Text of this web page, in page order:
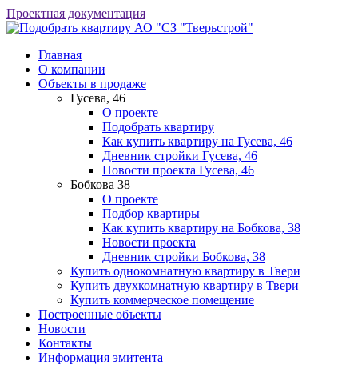
Проектная документация
АО "СЗ "Тверьстрой"
Главная
О компании
Объекты в продаже
Гусева, 46
О проекте
Подобрать квартиру
Как купить квартиру на Гусева, 46
Дневник стройки Гусева, 46
Новости проекта Гусева, 46
Бобкова 38
О проекте
Подбор квартиры
Как купить квартиру на Бобкова, 38
Новости проекта
Дневник стройки Бобкова, 38
Купить однокомнатную квартиру в Твери
Купить двухкомнатную квартиру в Твери
Купить коммерческое помещение
Построенные объекты
Новости
Контакты
Информация эмитента